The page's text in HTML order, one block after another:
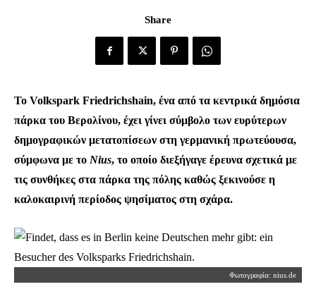
Share
Το Volkspark Friedrichshain, ένα από τα κεντρικά δημόσια
πάρκα του Βερολίνου, έχει γίνει σύμβολο των ευρύτερων
δημογραφικών μετατοπίσεων στη γερμανική πρωτεύουσα,
σύμφωνα με το Nius, το οποίο διεξήγαγε έρευνα σχετικά με
τις συνθήκες στα πάρκα της πόλης καθώς ξεκινούσε η
καλοκαιρινή περίοδος ψησίματος στη σχάρα.
Φωτογραφία: nius.de